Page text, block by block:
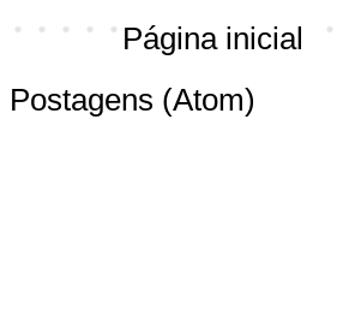
Página inicial
Postagens (Atom)